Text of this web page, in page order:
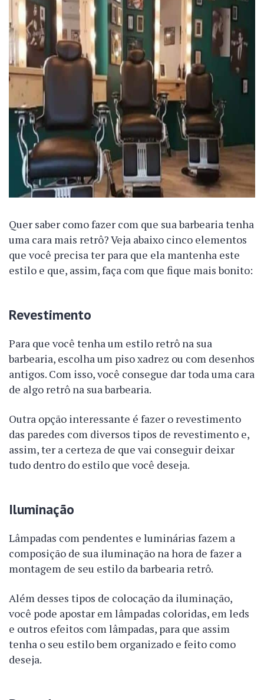
Quer saber como fazer com que sua barbearia tenha
uma cara mais retrô? Veja abaixo cinco elementos
que você precisa ter para que ela mantenha este
estilo e que, assim, faça com que fique mais bonito:
Revestimento
Para que você tenha um estilo retrô na sua
barbearia, escolha um piso xadrez ou com desenhos
antigos. Com isso, você consegue dar toda uma cara
de algo retrô na sua barbearia.
Outra opção interessante é fazer o revestimento
das paredes com diversos tipos de revestimento e,
assim, ter a certeza de que vai conseguir deixar
tudo dentro do estilo que você deseja.
Iluminação
Lâmpadas com pendentes e luminárias fazem a
composição de sua iluminação na hora de fazer a
montagem de seu estilo da barbearia retrô.
Além desses tipos de colocação da iluminação,
você pode apostar em lâmpadas coloridas, em leds
e outros efeitos com lâmpadas, para que assim
tenha o seu estilo bem organizado e feito como
deseja.